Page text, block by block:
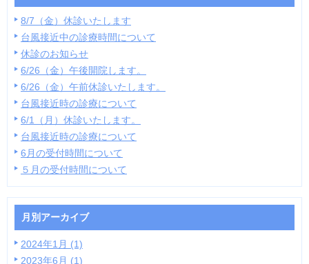
8/7（金）休診いたします
台風接近中の診療時間について
休診のお知らせ
6/26（金）午後開院します。
6/26（金）午前休診いたします。
台風接近時の診療について
6/1（月）休診いたします。
台風接近時の診療について
6月の受付時間について
５月の受付時間について
月別アーカイブ
2024年1月 (1)
2023年6月 (1)